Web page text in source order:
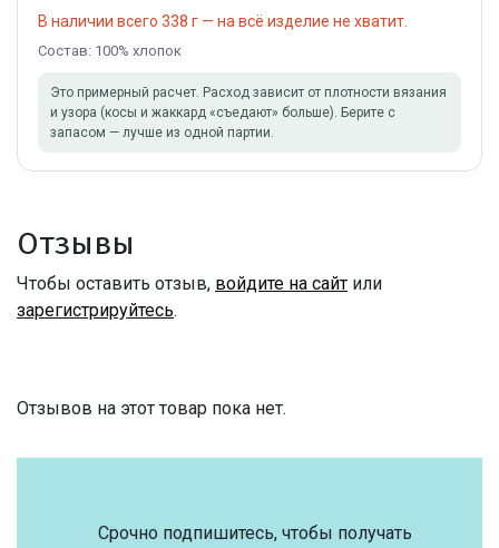
В наличии всего 338 г — на всё изделие не хватит.
Состав: 100% хлопок
Это примерный расчет. Расход зависит от плотности вязания
и узора (косы и жаккард «съедают» больше). Берите с
запасом — лучше из одной партии.
Отзывы
Чтобы оставить отзыв, войдите на сайт или
зарегистрируйтесь.
Отзывов на этот товар пока нет.
Срочно подпишитесь, чтобы получать